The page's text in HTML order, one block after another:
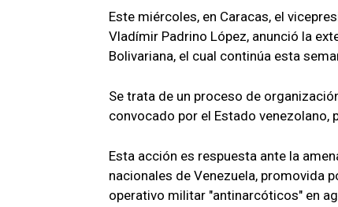
Este miércoles, en Caracas, el
Vladímir Padrino López, anunció la
Bolivariana, el cual continúa esta
Se trata de un proceso de
convocado por el Estado venezolano,
Esta acción es respuesta ante la
nacionales de Venezuela, promovida
operativo militar "antinarcóticos" en